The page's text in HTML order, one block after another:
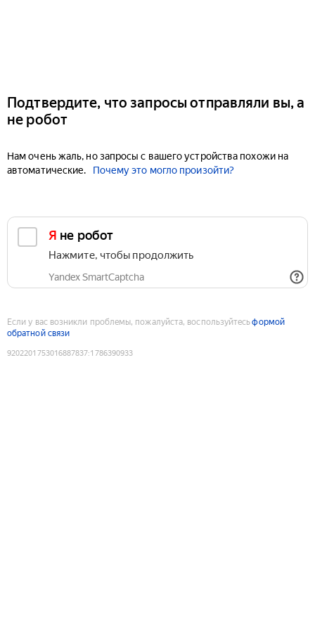
Подтвердите, что запросы отправляли вы, а
не робот
Нам очень жаль, но запросы с вашего устройства похожи на
автоматические.
Почему это могло произойти?
Я не робот
Нажмите, чтобы продолжить
Yandex SmartCaptcha
Если у вас возникли проблемы, пожалуйста, воспользуйтесьформой
обратной связи
9202201753016887837:1786390933